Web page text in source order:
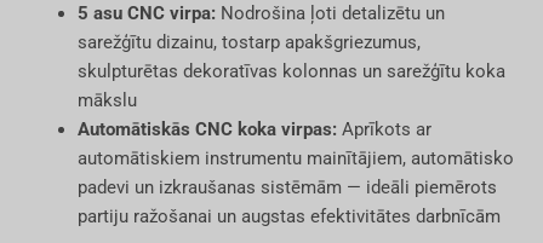
5 asu CNC virpa:Nodrošina ļoti detalizētu un
sarežģītu dizainu, tostarp apakšgriezumus,
skulpturētas dekoratīvas kolonnas un sarežģītu koka
mākslu
Automātiskās CNC koka virpas:Aprīkots ar
automātiskiem instrumentu mainītājiem, automātisko
padevi un izkraušanas sistēmām — ideāli piemērots
partiju ražošanai un augstas efektivitātes darbnīcām